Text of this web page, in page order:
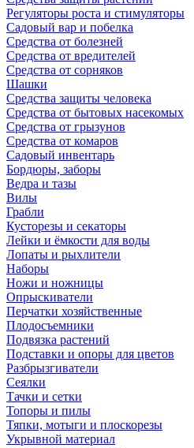
Регуляторы роста и стимуляторы
Садовый вар и побелка
Средства от болезней
Средства от вредителей
Средства от сорняков
Шашки
Средства защиты человека
Средства от бытовых насекомых
Средства от грызунов
Средства от комаров
Садовый инвентарь
Бордюры, заборы
Ведра и тазы
Вилы
Грабли
Кусторезы и секаторы
Лейки и ёмкости для воды
Лопаты и рыхлители
Наборы
Ножи и ножницы
Опрыскиватели
Перчатки хозяйственные
Плодосъемники
Подвязка растений
Подставки и опоры для цветов
Разбрызгиватели
Сеялки
Тачки и сетки
Топоры и пилы
Тяпки, мотыги и плоскорезы
Укрывной материал